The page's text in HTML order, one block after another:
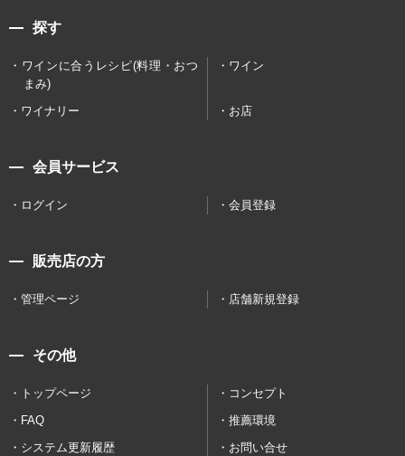
探す
ワインに合うレシピ(料理・おつ
まみ)
ワイン
ワイナリー お店
会員サービス
ログイン 会員登録
販売店の方
管理ページ 店舗新規登録
その他
トップページ
コンセプト
FAQ
推薦環境
システム更新履歴
お問い合せ